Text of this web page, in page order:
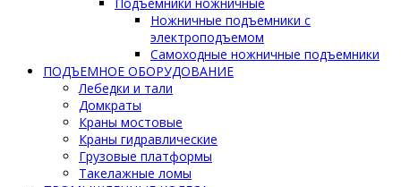
Ножничные подъемники с
электроподъемом
Самоходные ножничные подъемники
ПОДЪЕМНОЕ ОБОРУДОВАНИЕ
Лебедки и тали
Домкраты
Краны мостовые
Краны гидравлические
Грузовые платформы
Такелажные ломы